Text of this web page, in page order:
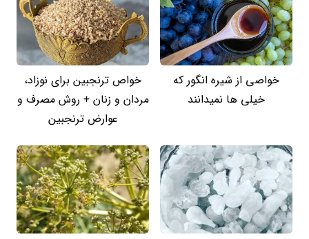
خواصی از شیره انگور که
خیلی ها نمیدانند
خواص ترنجبین برای نوزاد،
مردان و زنان + روش مصرف و
عوارض ترنجبین